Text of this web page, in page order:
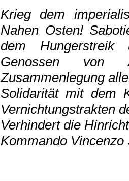
Krieg dem
Nahen Osten!
dem Hungerstreik
Genossen von
Zusammenlegung
Solidarität mit dem
Vernichtungstrakten
Verhindert die
Kommando Vincenzo